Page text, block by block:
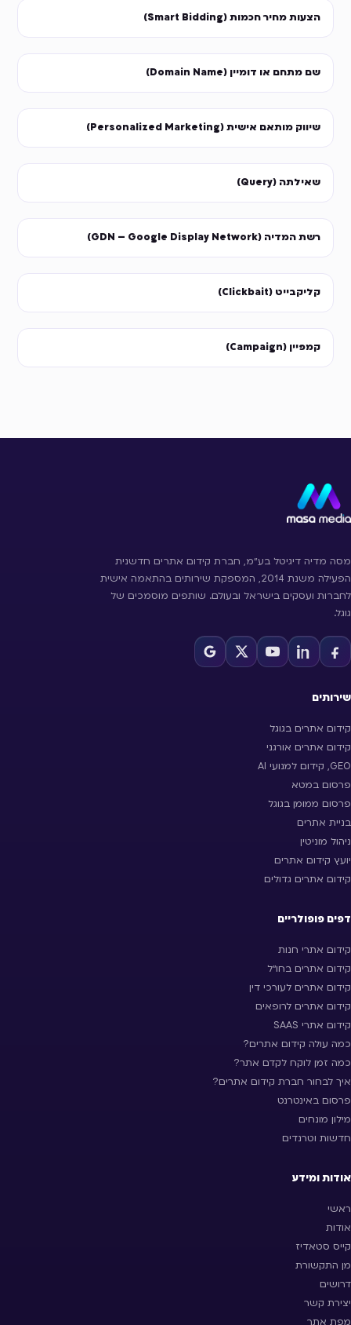
הצעות מחיר חכמות (Smart Bidding)
שם מתחם או דומיין (Domain Name)
שיווק מותאם אישית (Personalized Marketing)
שאילתה (Query)
רשת המדיה (GDN – Google Display Network)
קליקבייט (Clickbait)
קמפיין (Campaign)
מסה מדיה דיגיטל בע״מ, חברת קידום אתרים חדשנית
הפעילה משנת 2014, המספקת שירותים בהתאמה אישית
לחברות ועסקים בישראל ובעולם. שותפים מוסמכים של
גוגל.
שירותים
קידום אתרים בגוגל
קידום אתרים אורגני
GEO, קידום למנועי AI
פרסום במטא
פרסום ממומן בגוגל
בניית אתרים
ניהול מוניטין
יועץ קידום אתרים
קידום אתרים גדולים
דפים פופולריים
קידום אתרי חנות
קידום אתרים בחו״ל
קידום אתרים לעורכי דין
קידום אתרים לרופאים
קידום אתרי SAAS
כמה עולה קידום אתרים?
כמה זמן לוקח לקדם אתר?
איך לבחור חברת קידום אתרים?
פרסום באינטרנט
מילון מונחים
חדשות וטרנדים
אודות ומידע
ראשי
אודות
קייס סטאדיז
מן התקשורת
דרושים
יצירת קשר
מפת אתר